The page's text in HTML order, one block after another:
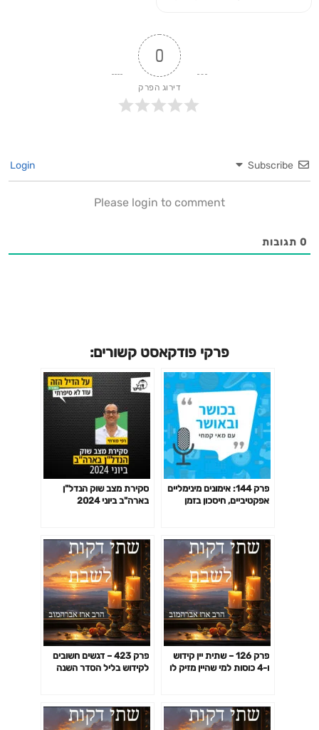
0
דירוג הפרק
Subscribe
Please login to comment
0 תגובות
פרקי פודקאסט קשורים:
פרק 144: אימונים מינימליים
אפקטיביים, חיסכון בזמן
סקירת מצב שוק הנדל"ן
בארה"ב ביוני 2024
פרק 126 – שתית יין קידוש
ו-4 כוסות למי שהיין מזיק לו
פרק 423 – דגשים חשובים
לקידוש בליל הסדר השנה